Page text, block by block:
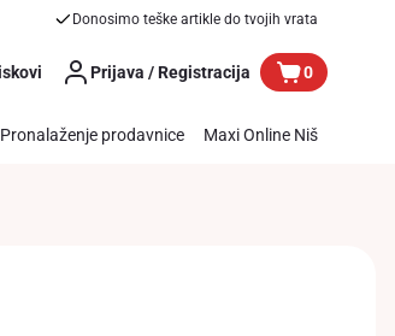
Donosimo teške artikle do tvojih vrata
Prijava / Registracija 0
Pronalaženje prodavnice Maxi Online Niš